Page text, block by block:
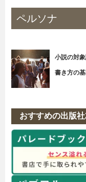
ペルソナ
小説の対
書き方の
おすすめの出版